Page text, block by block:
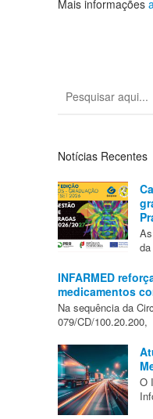
Mais informações
Notícias Recentes
INFARMED
medicamentos
Na sequência da
079/CD/100.20.200,
O